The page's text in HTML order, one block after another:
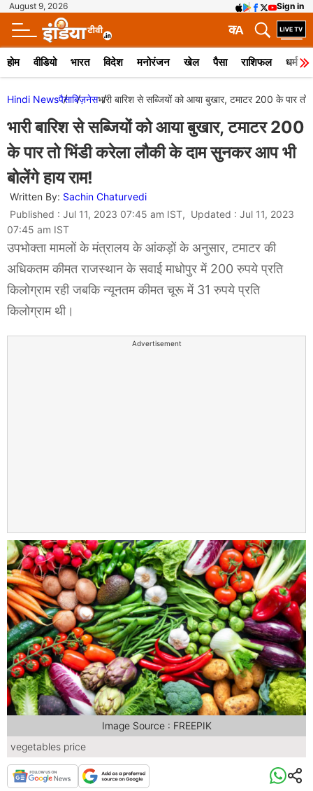
August 9, 2026 Sign in
A
क
होम वीडियो भारत विदेश मनोरंजन खेल पैसा राशिफल धर्म
Hindi Newsपैसाबिज़नेसभारी बारिश से सब्जियों को आया बुखार, टमाटर 200 के पार
भारी बारिश से सब्जियों को आया बुखार, टमाटर 200
के पार तो भिंडी करेला लौकी के दाम सुनकर आप भी
बोलेंगे हाय राम!
Written By: Sachin Chaturvedi
Published : Jul 11, 2023 07:45 am IST, Updated : Jul 11, 2023
07:45 am IST
उपभोक्ता मामलों के मंत्रालय के आंकड़ों के अनुसार, टमाटर की
अधिकतम कीमत राजस्थान के सवाई माधोपुर में 200 रुपये प्रति
किलोग्राम रही जबकि न्यूनतम कीमत चूरू में 31 रुपये प्रति
किलोग्राम थी।
Advertisement
vegetables price
Image Source : FREEPIK